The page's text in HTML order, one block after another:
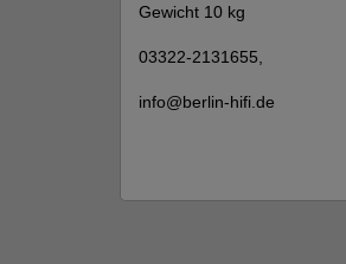
Gewicht 10 kg
03322-2131655,
info@berlin-hifi.de